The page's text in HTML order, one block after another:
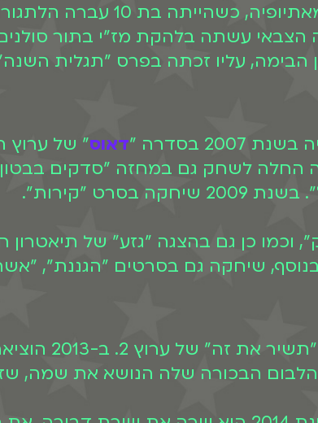
אסתר נולדה בקריית ארבע
עליו זכתה בפרס "תגלית
בסדרה " דאוס
לשחק גם במחזה "סדקים
"קירות".
וכמו כן גם בהצגה "גזע" של
שיחקה גם בסרטים "הגננת",
בשנת 2010